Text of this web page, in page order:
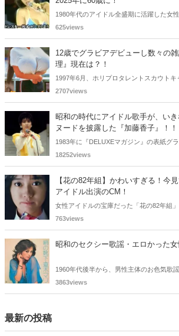
1980年代のアイドル全盛期に活躍した女
が、2025年に還暦を迎えます。特に、
ルが続々と60代に突入します。「還暦ア
まれ」の顔ぶれを見てみましょう。
625views
12歳でグラビアデビューし数々の
理』現在は？！
1997年6月、ホリプロタレントスカウトキ
たちと写真集『BABY KISS』をきっかけ
2707views
昭和の時代にアイドル歌手が、い
ヌードを披露した『加藤香子』！！
1983年に『DELUXEマガジン』の表紙グ
し、その巨乳のスタイルとうらはらな童顔
ます。
18252views
【花の82年組】かわいすぎる！今
アイドル出演のCM！
女性アイドルの宝庫だった「花の82年組
たアイドル時代のCMは "かわいさ全開" で
82年組」を代表する女性アイドルと当時
ます。
763views
昭和のセクシー歌謡・エロかった
1960年代後半から、男性主体のお色気歌
代を迎えた。その後女性が主体のセクシー
3863views
最新の投稿